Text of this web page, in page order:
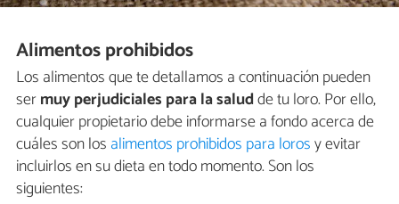
Alimentos prohibidos
Los alimentos que te detallamos a continuación pueden
sermuy perjudiciales para la saludde tu loro. Por ello,
cualquier propietario debe informarse a fondo acerca de
cuáles son los alimentos prohibidos para lorosy evitar
incluirlos en su dieta en todo momento. Son los
siguientes: